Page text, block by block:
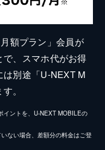
額プラン」会員が
、スマホ代がお得
別途「U-NEXT M
。
イントを、U-NEXT MOBILEの
ない場合、差額分の料金はご登